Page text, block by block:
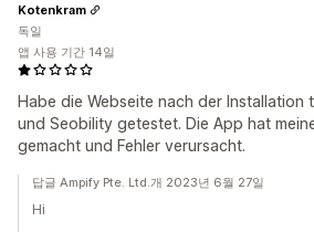
Habe die Webseite nach der Installation
und Seobility getestet. Die App hat
gemacht und Fehler verursacht.
Kotenkram
독일
앱 사용 기간 14일
답글 Ampify Pte. Ltd.개 2023년 6월 27일
Hi